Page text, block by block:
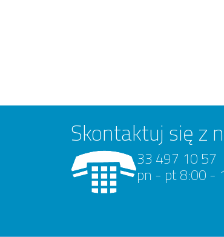
Skontaktuj się z
33 497 10 57
pn - pt 8:00 -